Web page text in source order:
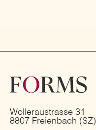
Wolleraustrasse 31
8807 Freienbach (SZ)